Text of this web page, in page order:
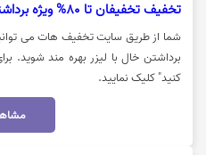
تخفیف تخفیفان تا 80% ویژه برداشتن خال با لیزر
برداشتن خال با لیزر بهره مند شوید.
کنید" کلیک نمایید.